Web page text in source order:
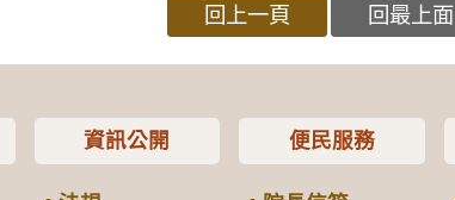
回上一頁 回最上面
資訊公開 便民服務